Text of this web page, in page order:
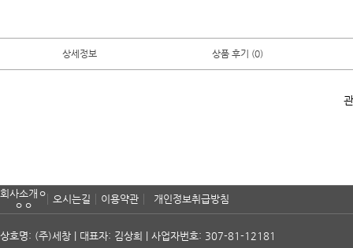
상세정보 상품 후기 (0)
회사소개ㅇ
ㅇㅇ
오시는길 이용약관 개인정보취급방침
상호명: (주)세창 | 대표자: 김상희 | 사업자번호: 307-81-12181